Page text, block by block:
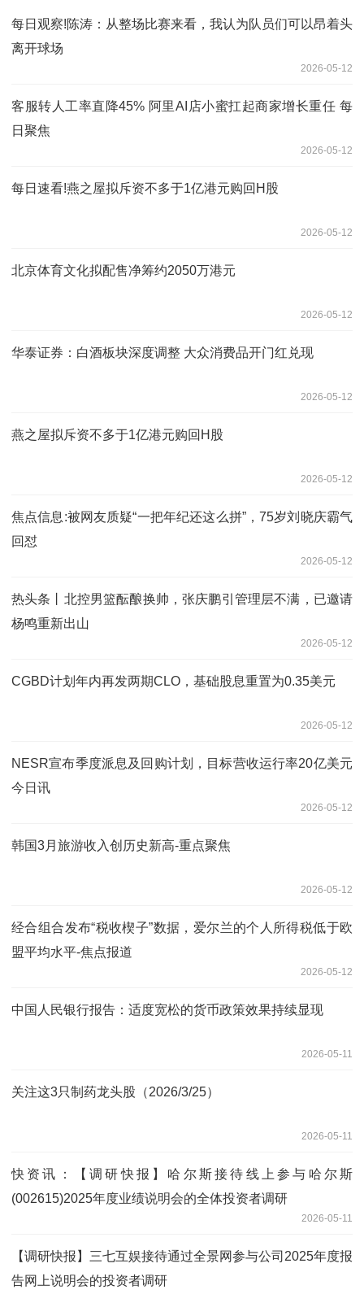
每日观察!陈涛：从整场比赛来看，我认为队员们可以昂着头
离开球场
2026-05-12
客服转人工率直降45% 阿里AI店小蜜扛起商家增长重任 每
日聚焦
2026-05-12
每日速看!燕之屋拟斥资不多于1亿港元购回H股
2026-05-12
北京体育文化拟配售净筹约2050万港元
2026-05-12
华泰证券：白酒板块深度调整 大众消费品开门红兑现
2026-05-12
燕之屋拟斥资不多于1亿港元购回H股
2026-05-12
焦点信息:被网友质疑“一把年纪还这么拼”，75岁刘晓庆霸气
回怼
2026-05-12
热头条丨北控男篮酝酿换帅，张庆鹏引管理层不满，已邀请
杨鸣重新出山
2026-05-12
CGBD计划年内再发两期CLO，基础股息重置为0.35美元
2026-05-12
NESR宣布季度派息及回购计划，目标营收运行率20亿美元
今日讯
2026-05-12
韩国3月旅游收入创历史新高-重点聚焦
2026-05-12
经合组合发布“税收楔子”数据，爱尔兰的个人所得税低于欧
盟平均水平-焦点报道
2026-05-12
中国人民银行报告：适度宽松的货币政策效果持续显现
2026-05-11
关注这3只制药龙头股（2026/3/25）
2026-05-11
快资讯：【调研快报】哈尔斯接待线上参与哈尔斯
(002615)2025年度业绩说明会的全体投资者调研
2026-05-11
【调研快报】三七互娱接待通过全景网参与公司2025年度报
告网上说明会的投资者调研